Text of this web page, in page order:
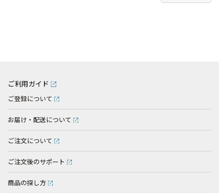
ご利用ガイド
ご登録について
お届け・配送について
ご注文について
ご注文後のサポート
商品の探し方